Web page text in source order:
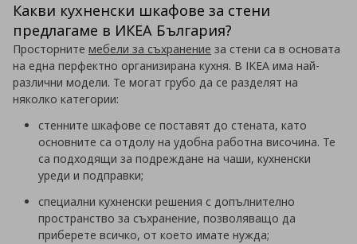
Какви кухненски шкафове за стени
предлагаме в ИКЕА България?
Просторните мебели за съхранение за стени са в основата
на една перфектно организирана кухня. В IKEA има най-
различни модели. Те могат грубо да се разделят на
няколко категории:
стенните шкафове се поставят до стената, като
основните са отдолу на удобна работна височина. Те
са подходящи за подреждане на чаши, кухненски
уреди и подправки;
специални кухненски решения с допълнително
пространство за съхранение, позволяващо да
приберете всичко, от което имате нужда;